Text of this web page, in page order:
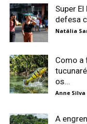
Super
defesa
Natália
Como a
os...
Anne Silva
A